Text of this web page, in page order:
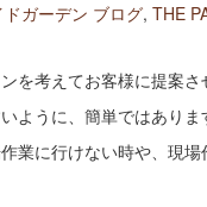
ガーデン ブログ, THE
を考えてお客様に提案
ように、簡単ではあり
業に行けない時や、現